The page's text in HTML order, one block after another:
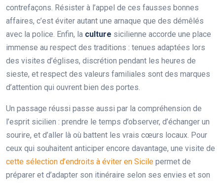
contrefaçons. Résister à l’appel de ces fausses bonnes
affaires, c’est éviter autant une arnaque que des démêlés
avec la police. Enfin, la culture sicilienne accorde une place
immense au respect des traditions : tenues adaptées lors
des visites d’églises, discrétion pendant les heures de
sieste, et respect des valeurs familiales sont des marques
d’attention qui ouvrent bien des portes.
Un passage réussi passe aussi par la compréhension de
l’esprit sicilien : prendre le temps d’observer, d’échanger un
sourire, et d’aller là où battent les vrais cœurs locaux. Pour
ceux qui souhaitent anticiper encore davantage, une visite de
cette sélection d’endroits à éviter en Sicile permet de
préparer et d’adapter son itinéraire selon ses envies et son